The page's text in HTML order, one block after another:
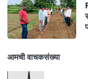
आमची वाचकसंख्या